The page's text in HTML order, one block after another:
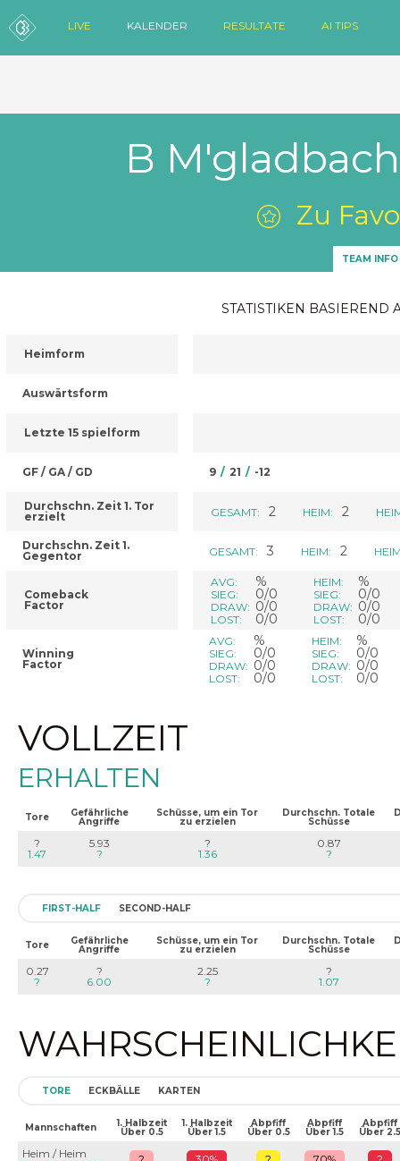
LIVE KALENDER RESULTATE AI TIPS
B
Zu
TEAM INFO
STATISTIKEN BASIEREND
Heimform
Auswärtsform
Letzte 15 spielform
GF / GA / GD
Durchschn. Zeit 1. Tor
erzielt
Durchschn. Zeit 1.
Gegentor
Comeback
Factor
Winning
Factor
9 / 21 / -12
GESAMT: 2 HEIM: 2
GESAMT: 3 HEIM: 2
AVG: %
SIEG: 0/0
DRAW: 0/0
LOST: 0/0
HEIM: %
SIEG: 0/0
DRAW: 0/0
LOST: 0/0
AVG: %
SIEG: 0/0
DRAW: 0/0
LOST: 0/0
HEIM: %
SIEG: 0/0
DRAW: 0/0
LOST: 0/0
VOLLZEIT
ERHALTEN
Tore Gefährliche
Angriffe
Schüsse, um ein Tor
zu erzielen
Durchschn. Totale
Schüsse
?
1.47
5.93
?
?
1.36
0.87
?
FIRST-HALF SECOND-HALF
Tore Gefährliche
Angriffe
Schüsse, um ein Tor
zu erzielen
Durchschn. Totale
Schüsse
0.27
?
?
6.00
2.25
?
?
1.07
TORE ECKBÄLLE KARTEN
Mannschaften 1. Halbzeit
Über 0.5
1. Halbzeit
Über 1.5
Abpfiff
Über 0.5
Abpfiff
Über 1.5
Abpfiff
Über 2.5
Heim / Heim